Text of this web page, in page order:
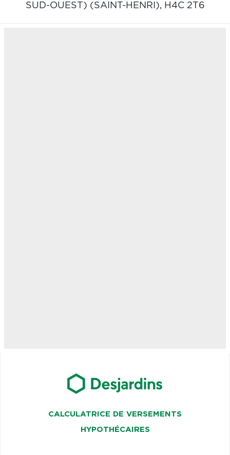
SUD-OUEST) (SAINT-HENRI), H4C 2T6
CALCULATRICE DE VERSEMENTS
HYPOTHÉCAIRES